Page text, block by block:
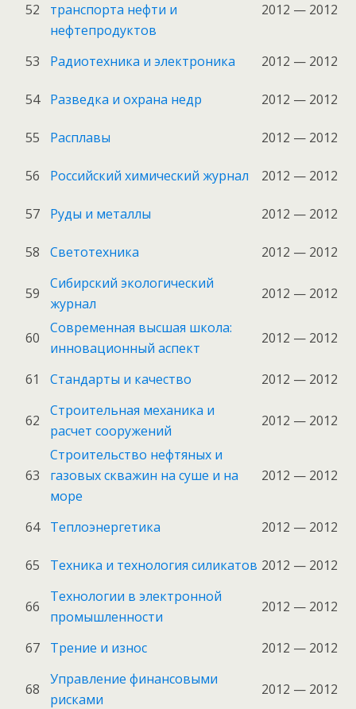
52
транспорта нефти и
нефтепродуктов
2012 — 2012
53 Радиотехника и электроника 2012 — 2012
54 Разведка и охрана недр 2012 — 2012
55 Расплавы 2012 — 2012
56 Российский химический журнал 2012 — 2012
57 Руды и металлы 2012 — 2012
58 Светотехника 2012 — 2012
59
Сибирский экологический
журнал
2012 — 2012
60
Современная высшая школа:
инновационный аспект
2012 — 2012
61 Стандарты и качество 2012 — 2012
62
Строительная механика и
расчет сооружений
2012 — 2012
63
Строительство нефтяных и
газовых скважин на суше и на
море
2012 — 2012
64 Теплоэнергетика 2012 — 2012
65 Техника и технология силикатов 2012 — 2012
66
Технологии в электронной
промышленности
2012 — 2012
67 Трение и износ 2012 — 2012
68
Управление финансовыми
рисками
2012 — 2012